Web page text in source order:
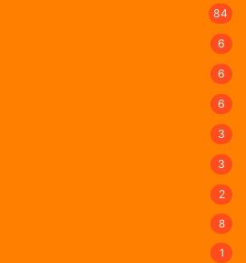
84
6
6
6
3
3
2
8
1